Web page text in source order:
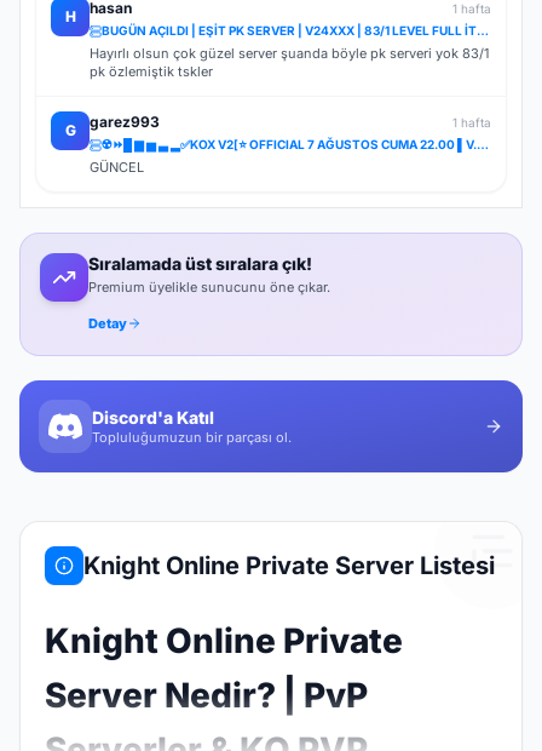
H hasan
1 hafta
BUGÜN AÇILDI | EŞİT PK SERVER | V24XXX | 83/1 LEVEL FULL İTEM | İTEM SATIŞI YOKTUR
Hayırlı olsun çok güzel server şuanda böyle pk serveri yok 83/1
pk özlemiştik tskler
G garez993
1 hafta
☢️⏩█ ▆ ▅ ▃ ▂✅KOX V2[⭐ OFFICIAL 7 AĞUSTOS CUMA 22.00 ▌V.2⭐] ✅ ⚔️⋆ BOL ETKİNLİK ⋆⚔️ ⋆ LIGHT FARM ⚔️
GÜNCEL
Sıralamada üst sıralara çık!
Premium üyelikle sunucunu öne çıkar.
Detay
Discord'a Katıl
Topluluğumuzun bir parçası ol.
Knight Online Private Server Listesi
Knight Online Private
Server Nedir? | PvP